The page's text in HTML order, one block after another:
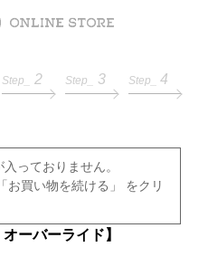
Step_ 2 Step_ 3 Step_ 4
っておりません。
お買い物を続ける」 をクリ
ーバーライド】